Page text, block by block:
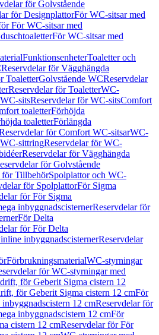
för Golvstående
för DesignplattorFör WC-sitsar med
För WC-sitsar med
För WC-sitsar med
FunktionsenheterToaletter och
Reservdelar för Vägghängda
ToaletterGolvstående WCReservdelar
Reservdelar för ToaletterWC-
WC-sitsReservdelar för WC-sitsComfort
toaletterFörhöjda
toaletterFörlängda
för Comfort WC-sitsarWC-
WC-sittringReservdelar för WC-
Reservdelar för Vägghängda
för Golvstående
för TillbehörSpolplattor och WC-
för SpolplattorFör Sigma
för För Sigma
inbyggnadscisternerReservdelar för
För Delta
för För Delta
inbyggnadscisternerReservdelar
FörbrukningsmaterialWC-styrningar
för WC-styrningar med
för Geberit Sigma cistern 12
för Geberit Sigma cistern 12 cmFör
12 cmReservdelar för
inbyggnadscistern 12 cmFör
cistern 12 cmReservdelar för För